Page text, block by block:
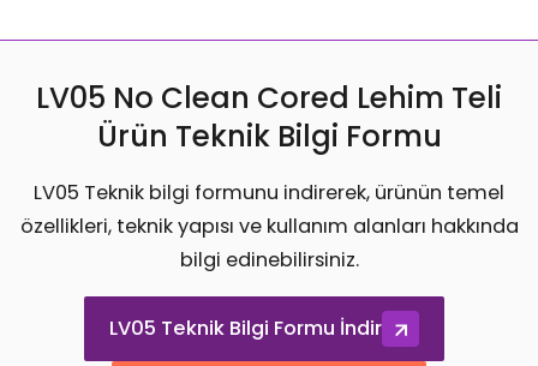
LV05 No Clean Cored Lehim Teli
Ürün Teknik Bilgi Formu
LV05 Teknik bilgi formunu indirerek, ürünün temel
özellikleri, teknik yapısı ve kullanım alanları hakkında
bilgi edinebilirsiniz.
LV05 Teknik Bilgi Formu İndir